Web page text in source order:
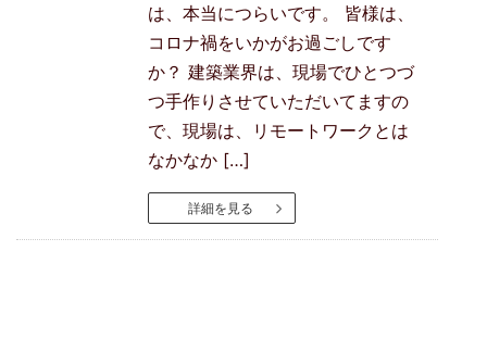
は、本当につらいです。 皆様は、
コロナ禍をいかがお過ごしです
か？ 建築業界は、現場でひとつづ
つ手作りさせていただいてますの
で、現場は、リモートワークとは
なかなか […]
詳細を見る